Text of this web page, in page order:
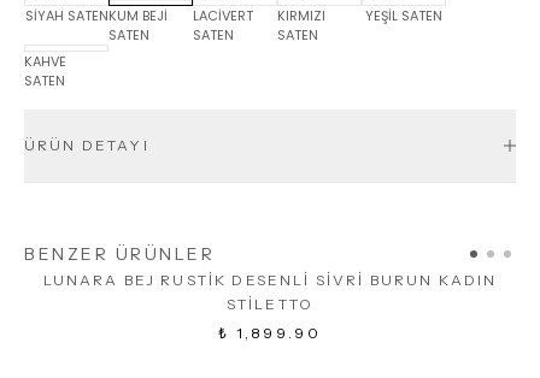
SİYAH SATENKUM BEJİ
SATEN
LACİVERT
SATEN
KIRMIZI
SATEN
YEŞİL SATEN
KAHVE
SATEN
ÜRÜN DETAYI
BENZER ÜRÜNLER
LUNARA BEJ RUSTİK DESENLİ SİVRİ BURUN KADIN
STİLETTO
₺ 1,899.90